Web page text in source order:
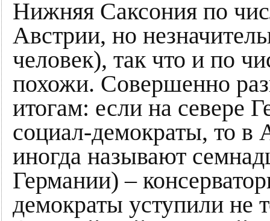
Нижняя Саксония по
Австрии, но
человек), так что и по
похожи. Совершенно
итогам: если на севере
социал-демократы, то в
иногда называют
Германии) –
демократы уступили не